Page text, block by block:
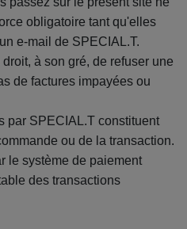
obligatoire tant qu'elles
e-mail de SPECIAL.T.
à son gré, de refuser une
de factures impayées ou
par SPECIAL.T constituent
ou de la transaction.
le système de paiement
des transactions